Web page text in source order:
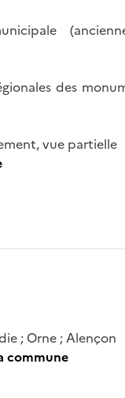
des
vue partielle
; Orne ; Alençon
commune